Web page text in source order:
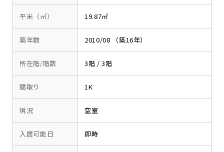
平米（㎡） 19.87㎡
築年数 2010/08 （築16年）
所在階/階数 3階 / 3階
間取り 1K
現況 空室
入居可能日 即時